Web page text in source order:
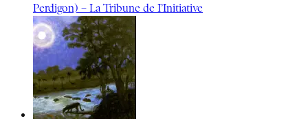
Perdigon) – La Tribune de I’Initiative